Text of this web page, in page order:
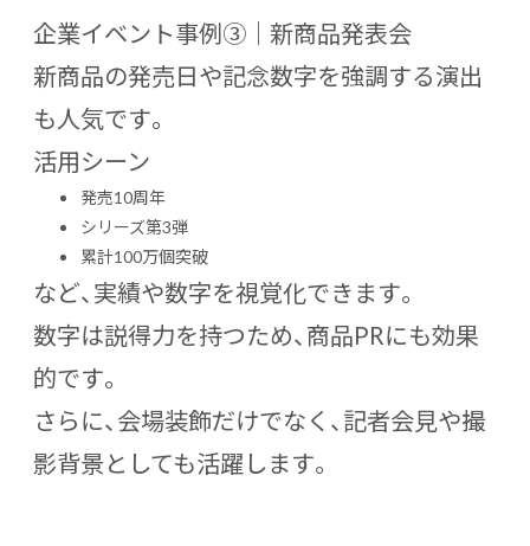
企業イベント事例③｜新商品発表会
新商品の発売日や記念数字を強調する演出
も人気です。
活用シーン
発売10周年
シリーズ第3弾
累計100万個突破
など、実績や数字を視覚化できます。
数字は説得力を持つため、商品PRにも効果
的です。
さらに、会場装飾だけでなく、記者会見や撮
影背景としても活躍します。